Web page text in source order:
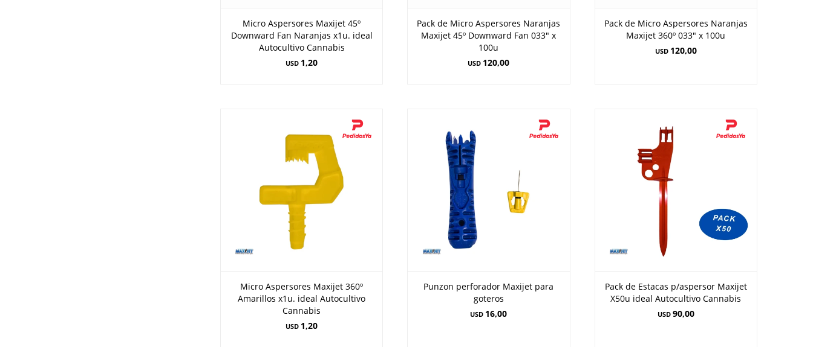
Micro Aspersores Maxijet 45º
Downward Fan Naranjas x1u. ideal
Autocultivo Cannabis
USD 1,20
Pack de Micro Aspersores Naranjas
Maxijet 45º Downward Fan 033" x
100u
USD 120,00
Pack de Micro Aspersores Naranjas
Maxijet 360º 033" x 100u
USD 120,00
Micro Aspersores Maxijet 360º
Amarillos x1u. ideal Autocultivo
Cannabis
USD 1,20
Punzon perforador Maxijet para
goteros
USD 16,00
Pack de Estacas p/aspersor Maxijet
X50u ideal Autocultivo Cannabis
USD 90,00